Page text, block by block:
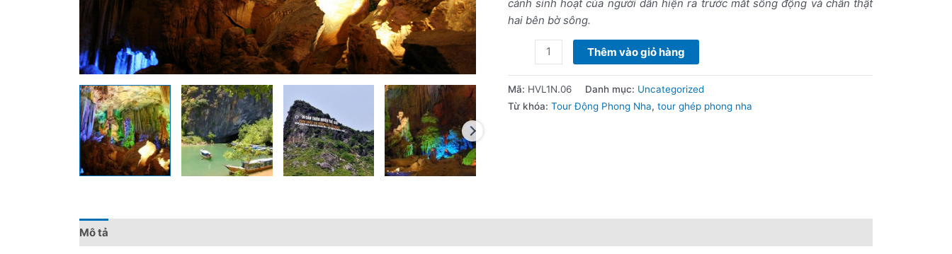
cảnh sinh hoạt của người dân hiện ra trước mắt sống động và chân thật
hai bên bờ sông.
Thêm vào giỏ hàng
Mã: HVL1N.06 Danh mục: Uncategorized
Từ khóa: Tour Động Phong Nha, tour ghép phong nha
Mô tả